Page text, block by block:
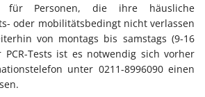
für Personen, die ihre häusliche
oder mobilitätsbedingt nicht verlassen
von montags bis samstags (9-16
PCR-Tests ist es notwendig sich vorher
unter 0211-8996090 einen